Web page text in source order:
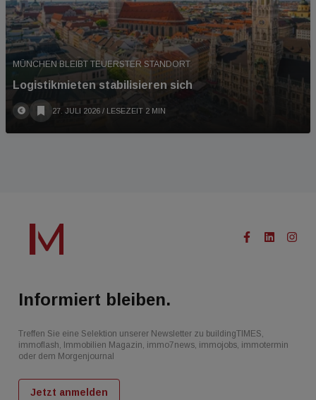
MÜNCHEN BLEIBT TEUERSTER STANDORT
Logistikmieten stabilisieren sich
27. JULI 2026 / LESEZEIT 2 MIN
Informiert bleiben.
Treffen Sie eine Selektion unserer Newsletter zu buildingTIMES,
immoflash, Immobilien Magazin, immo7news, immojobs, immotermin
oder dem Morgenjournal
Jetzt anmelden